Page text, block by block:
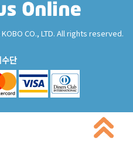
CO., LTD. All rights reserved.
단